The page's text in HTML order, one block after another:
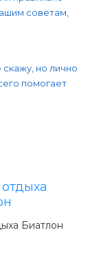
советам,
но лично
помогает
Биатлон